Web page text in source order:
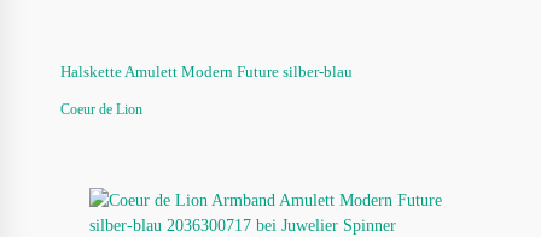
Halskette Amulett Modern Future silber-blau
Coeur de Lion